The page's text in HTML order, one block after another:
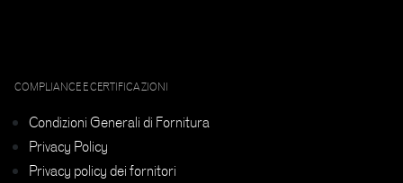
COMPLIANCE E CERTIFICAZIONI
Condizioni Generali di Fornitura
Privacy Policy
Privacy policy dei fornitori